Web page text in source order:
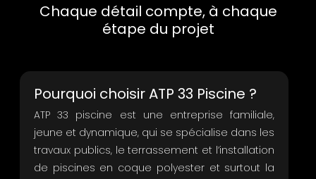
Chaque détail compte, à chaque
étape du projet
Pourquoi choisir ATP 33 Piscine ?
ATP 33 piscine est une entreprise familiale,
jeune et dynamique, qui se spécialise dans les
travaux publics, le terrassement et l’installation
de piscines en coque polyester et surtout la